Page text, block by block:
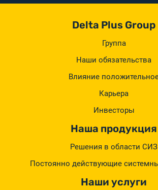
Delta Plus Group
Группа
Наши обязательства
Влияние
Карьера
Инвесторы
Наша продукция
Решения в области СИЗ
Постоянно действующие
Наши услуги